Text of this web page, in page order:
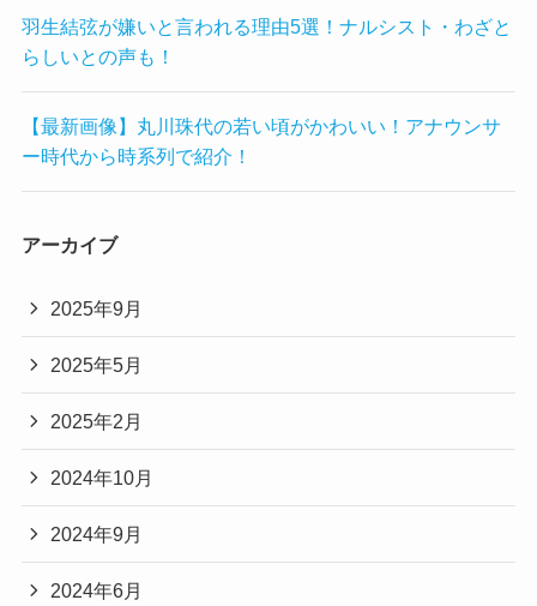
羽生結弦が嫌いと言われる理由5選！ナルシスト・わざと
らしいとの声も！
【最新画像】丸川珠代の若い頃がかわいい！アナウンサ
ー時代から時系列で紹介！
アーカイブ
2025年9月
2025年5月
2025年2月
2024年10月
2024年9月
2024年6月